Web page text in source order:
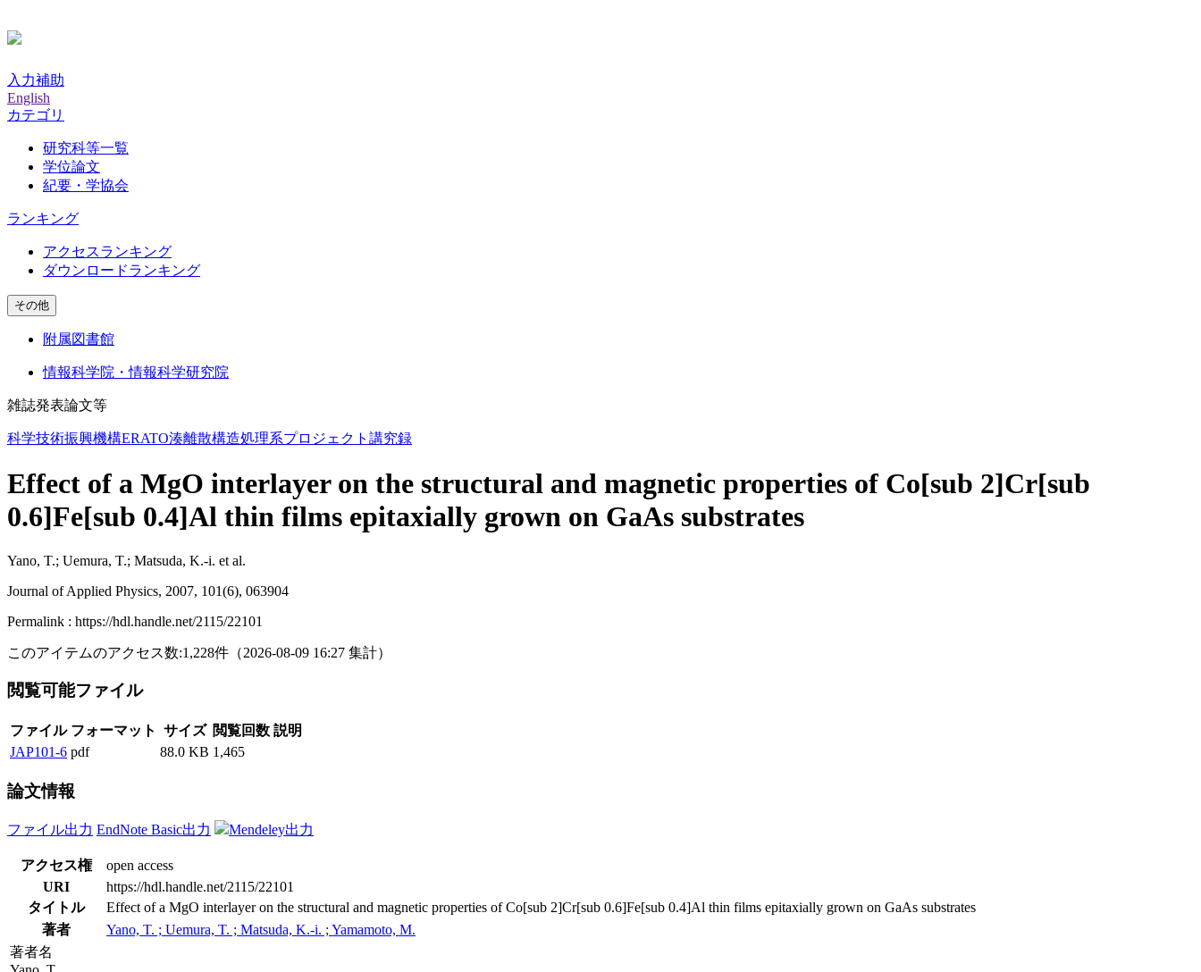
入力補助
English
カテゴリ
研究科等一覧
学位論文
紀要・学協会
ランキング
アクセスランキング
ダウンロードランキング
その他
附属図書館
情報科学院・情報科学研究院
雑誌発表論文等
科学技術振興機構ERATO湊離散構造処理系プロジェクト講究録
Effect of a MgO interlayer on the structural and magnetic properties of Co[sub 2]Cr[sub
0.6]Fe[sub 0.4]Al thin films epitaxially grown on GaAs substrates
Yano, T.; Uemura, T.; Matsuda, K.-i. et al.
Journal of Applied Physics, 2007, 101(6), 063904
Permalink : https://hdl.handle.net/2115/22101
このアイテムのアクセス数:1,228件 （2026-08-09 16:27 集計）
閲覧可能ファイル
ファイル フォーマット サイズ 閲覧回数 説明
JAP101-6 pdf 88.0 KB 1,465
論文情報
ファイル出力 EndNote Basic出力 Mendeley出力
アクセス権
open access
URI
https://hdl.handle.net/2115/22101
タイトル
Effect of a MgO interlayer on the structural and magnetic properties of Co[sub 2]Cr[sub 0.6]Fe[sub 0.4]Al thin films epitaxially grown on GaAs substrates
著者
Yano, T. ; Uemura, T. ; Matsuda, K.-i. ; Yamamoto, M.
著者名